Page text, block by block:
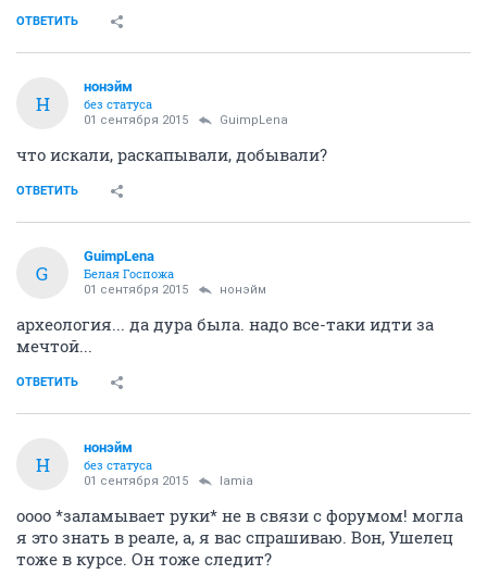
ОТВЕТИТЬ
Н
нонэйм
без статуса
01 сентября 2015 GuimpLena
что искали, раскапывали, добывали?
ОТВЕТИТЬ
G
GuimpLena
Белая Госпожа
01 сентября 2015 нонэйм
археология... да дура была. надо все-таки идти за
мечтой...
ОТВЕТИТЬ
Н
нонэйм
без статуса
01 сентября 2015 lamia
оооо *заламывает руки* не в связи с форумом! могла
я это знать в реале, а, я вас спрашиваю. Вон, Ушелец
тоже в курсе. Он тоже следит?